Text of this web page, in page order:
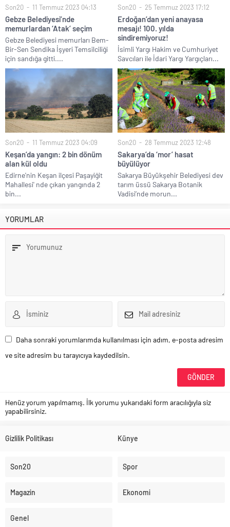
Son20 11 Temmuz 2023 04:13
Gebze Belediyesi’nde
memurlardan ‘Atak’ seçim
Gebze Belediyesi memurları Bem-
Bir-Sen Sendika İşyeri Temsilciliği
için sandığa gitti....
Son20 25 Temmuz 2023 17:12
Erdoğan’dan yeni anayasa
mesajı! 100. yılda
sindiremiyoruz!
İsimli Yargı Hakim ve Cumhuriyet
Savcıları ile İdari Yargı Yargıçları...
Son20 11 Temmuz 2023 04:09
Keşan’da yangın: 2 bin dönüm
alan kül oldu
Edirne'nin Keşan ilçesi Paşayiğit
Mahallesi' nde çıkan yangında 2
bin...
Son20 28 Temmuz 2023 12:48
Sakarya’da ‘mor’ hasat
büyülüyor
Sakarya Büyükşehir Belediyesi dev
tarım üssü Sakarya Botanik
Vadisi’nde morun...
YORUMLAR
Daha sonraki yorumlarımda kullanılması için adım, e-posta adresim
ve site adresim bu tarayıcıya kaydedilsin.
Henüz yorum yapılmamış. İlk yorumu yukarıdaki form aracılığıyla siz
yapabilirsiniz.
Gizlilik Politikası Künye
Son20 Spor
Magazin Ekonomi
Genel